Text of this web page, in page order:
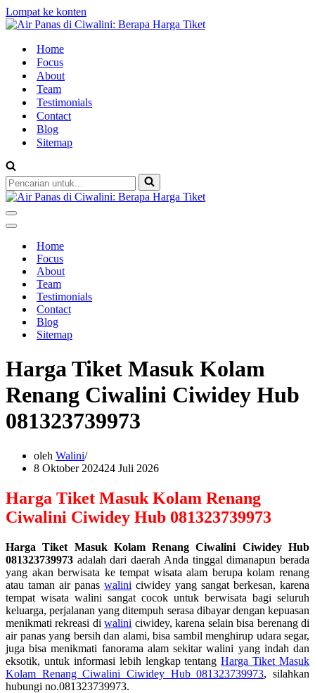
Lompat ke konten
Home
Focus
About
Team
Testimonials
Contact
Blog
Sitemap
Pencarian
untuk...
Menu
Navigasi
Menu
NavigasiHome
Focus
About
Team
Testimonials
Contact
Blog
Sitemap
Harga Tiket Masuk Kolam
Renang Ciwalini Ciwidey Hub
081323739973
oleh Walini
8 Oktober 202424 Juli 2026
Harga Tiket Masuk Kolam Renang
Ciwalini Ciwidey Hub 081323739973
Harga Tiket Masuk Kolam Renang Ciwalini Ciwidey Hub
081323739973 adalah dari daerah Anda tinggal dimanapun berada
yang akan berwisata ke tempat wisata alam berupa kolam renang
atau taman air panas walini ciwidey yang sangat berkesan, karena
tempat wisata walini sangat cocok untuk berwisata bagi seluruh
keluarga, perjalanan yang ditempuh serasa dibayar dengan kepuasan
menikmati rekreasi diwalini ciwidey, karena selain bisa berenang di
air panas yang bersih dan alami, bisa sambil menghirup udara segar,
juga bisa menikmati fanorama alam sekitar walini yang indah dan
eksotik, untuk informasi lebih lengkap tentangHarga Tiket Masuk
Kolam Renang Ciwalini Ciwidey Hub 081323739973, silahkan
hubungi no.081323739973.